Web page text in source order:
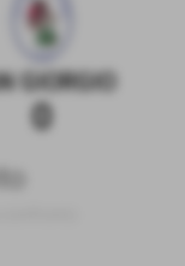
GIORGIO
0